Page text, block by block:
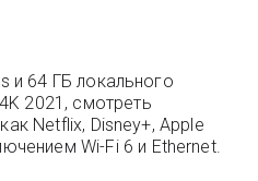
и 64 ГБ локального
2021, смотреть
Netflix, Disney+, Apple
Wi-Fi 6 и Ethernet.